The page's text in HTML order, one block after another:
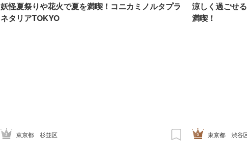
妖怪夏祭りや花火で夏を満喫！コニカミノルタプラ
ネタリアTOKYO
涼しく過ごせ
満喫！
東京都杉並区 東京都 渋谷